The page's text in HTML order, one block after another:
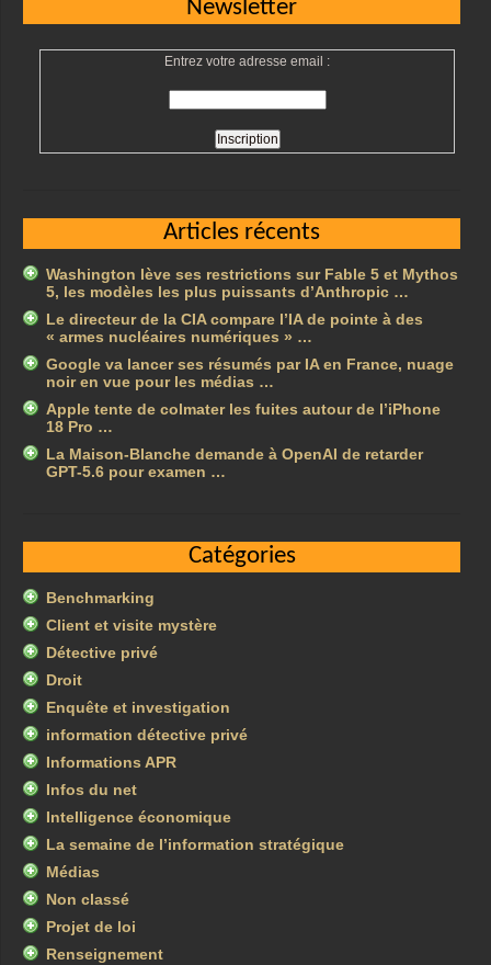
Newsletter
Entrez votre adresse email :
Articles récents
Washington lève ses restrictions sur Fable 5 et Mythos
5, les modèles les plus puissants d’Anthropic …
Le directeur de la CIA compare l’IA de pointe à des
« armes nucléaires numériques » …
Google va lancer ses résumés par IA en France, nuage
noir en vue pour les médias …
Apple tente de colmater les fuites autour de l’iPhone
18 Pro …
La Maison-Blanche demande à OpenAI de retarder
GPT-5.6 pour examen …
Catégories
Benchmarking
Client et visite mystère
Détective privé
Droit
Enquête et investigation
information détective privé
Informations APR
Infos du net
Intelligence économique
La semaine de l’information stratégique
Médias
Non classé
Projet de loi
Renseignement